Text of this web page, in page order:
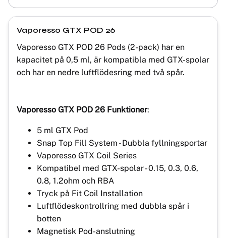
Vaporesso GTX POD 26
Vaporesso GTX POD 26 Pods (2-pack) har en
kapacitet på 0,5 ml, är kompatibla med GTX-spolar
och har en nedre luftflödesring med två spår.
Vaporesso GTX POD 26 Funktioner:
5 ml GTX Pod
Snap Top Fill System - Dubbla fyllningsportar
Vaporesso GTX Coil Series
Kompatibel med GTX-spolar - 0.15, 0.3, 0.6,
0.8, 1.2ohm och RBA
Tryck på Fit Coil Installation
Luftflödeskontrollring med dubbla spår i
botten
Magnetisk Pod-anslutning